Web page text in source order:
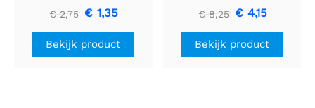
- Klein 12 mm x 40 mm
€ 2,75 € 1,35
Bekijk product
premium draadheader
header einden - 5 mm
LED's
€ 8,25 € 4,15
Bekijk product